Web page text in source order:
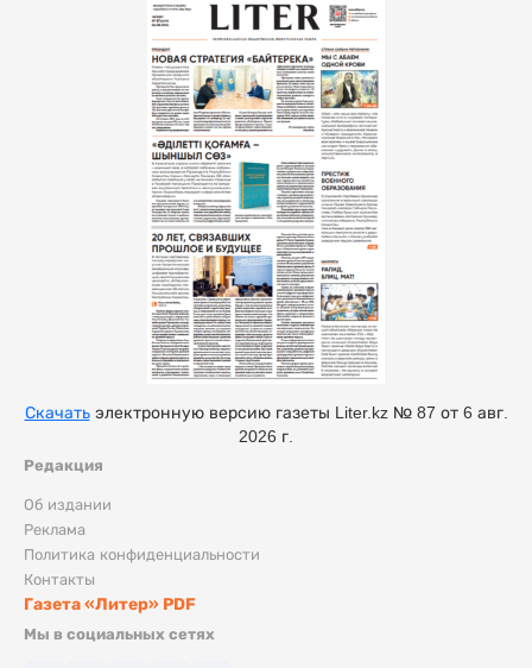
Редакция
Об издании
Реклама
Политика конфиденциальности
Контакты
Газета «Литер» PDF
Мы в социальных сетях
Скачатьэлектронную версию газеты Liter.kz № 87 от 6 авг.
2026 г.